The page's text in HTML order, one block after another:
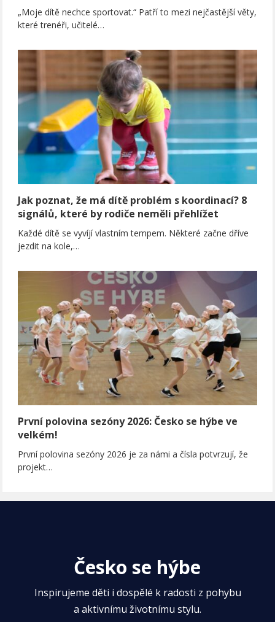
„Moje dítě nechce sportovat.“ Patří to mezi nejčastější věty,
které trenéři, učitelé…
Jak poznat, že má dítě problém s koordinací? 8
signálů, které by rodiče neměli přehlížet
Každé dítě se vyvíjí vlastním tempem. Některé začne dříve
jezdit na kole,…
První polovina sezóny 2026: Česko se hýbe ve
velkém!
První polovina sezóny 2026 je za námi a čísla potvrzují, že
projekt…
Česko se hýbe
Inspirujeme děti i dospělé k radosti z pohybu
a aktivnímu životnímu stylu.